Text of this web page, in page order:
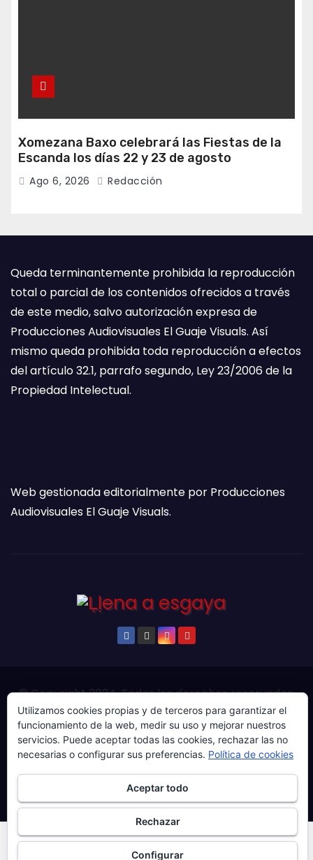
Xomezana Baxo celebrará las Fiestas de la
Escanda los días 22 y 23 de agosto
Ago 6, 2026 Redacción
Queda terminantemente prohibida la reproducción
total o parcial de los contenidos ofrecidos a través
de este medio, salvo autorización expresa de
Producciones Audiovisuales El Guaje Visuals. Así
mismo queda prohibida toda reproducción a efectos
del artículo 32.1, parrafo segundo, Ley 23/2006 de la
Propiedad Intelectual.
Web gestionada editorialmente por Producciones
Audiovisuales El Guaje Visuals.
© Copyright 2024. Todos los derechos reservados.
Web gestionada por Producciones Audiovisuales El
Guaje Visuals.
Sobre ‘Ḷḷena a esgaya’ Publicidad
Contacto
Más información sobre las cookies
Utilizamos cookies propias y de terceros para garantizar el
funcionamiento de la web, medir su uso y mejorar nuestros
servicios. Puede aceptar todas las cookies, rechazar las no
necesarias o configurar sus preferencias. Política de cookies
Aceptar todo
Rechazar
Configurar